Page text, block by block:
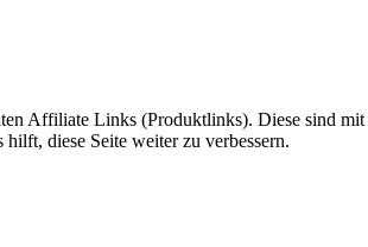
Affiliate Links (Produktlinks). Diese sind
diese Seite weiter zu verbessern.